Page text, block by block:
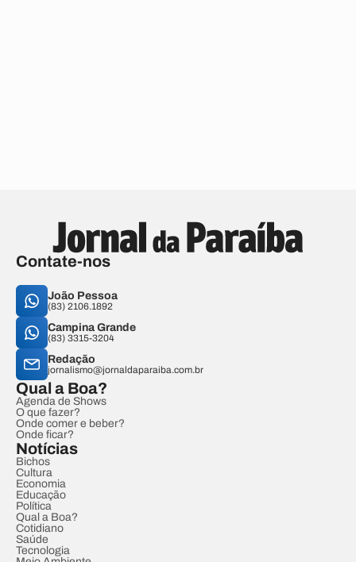
Contate-nos
João Pessoa
(83) 2106.1892
Campina Grande
(83) 3315-3204
Redação
jornalismo@jornaldaparaiba.com.br
Qual a Boa?
Agenda de Shows
O que fazer?
Onde comer e beber?
Onde ficar?
Notícias
Bichos
Cultura
Economia
Educação
Política
Qual a Boa?
Cotidiano
Saúde
Tecnologia